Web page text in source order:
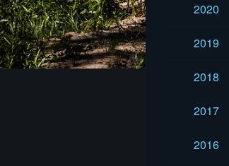
2020
2019
2018
2017
2016